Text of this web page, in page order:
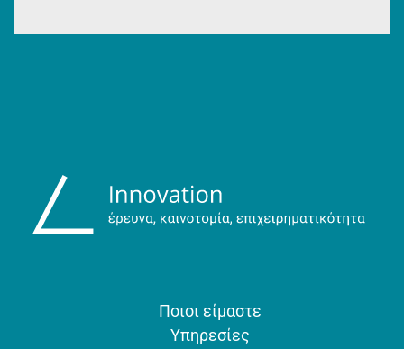
Ποιοι είμαστε
Υπηρεσίες